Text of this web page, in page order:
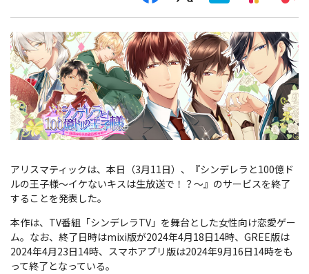
アリスマティックは、本日（3月11日）、『シンデレラと100億ド
ルの王子様～イケないキスは生放送で！？～』のサービスを終了
することを発表した。
本作は、TV番組「シンデレラTV」を舞台とした女性向け恋愛ゲー
ム。なお、終了日時はmixi版が2024年4月18日14時、GREE版は
2024年4月23日14時、スマホアプリ版は2024年9月16日14時をも
って終了となっている。